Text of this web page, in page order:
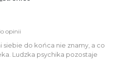
opinii
siebie do końca nie znamy, a co
Ludzka psychika pozostaje